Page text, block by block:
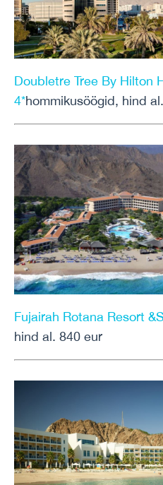
Doubletre Tree By Hilton
4*hommikusöögid, hind
Fujairah Rotana Resort
hind al. 840 eur